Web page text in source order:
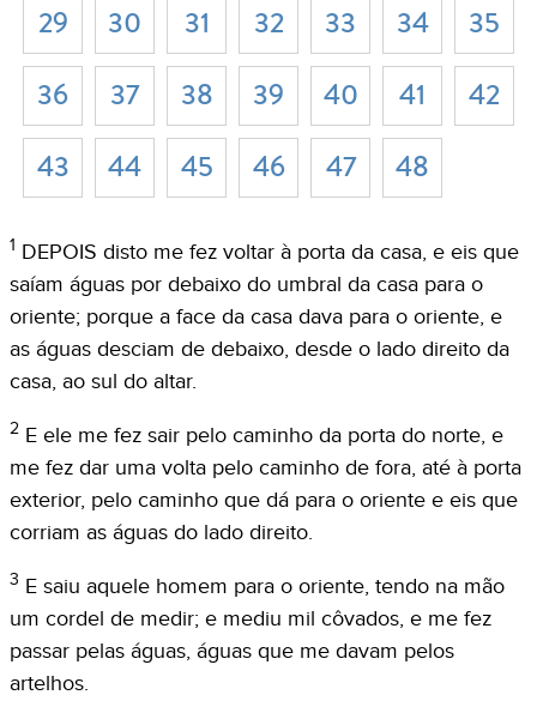
1 DEPOIS disto me fez voltar à porta da casa, e eis que
saíam águas por debaixo do umbral da casa para o
oriente; porque a face da casa dava para o oriente, e
as águas desciam de debaixo, desde o lado direito da
casa, ao sul do altar.
2 E ele me fez sair pelo caminho da porta do norte, e
me fez dar uma volta pelo caminho de fora, até à porta
exterior, pelo caminho que dá para o oriente e eis que
corriam as águas do lado direito.
3 E saiu aquele homem para o oriente, tendo na mão
um cordel de medir; e mediu mil côvados, e me fez
passar pelas águas, águas que me davam pelos
artelhos.
29
30 31 32 33 34
35
36
37 38 39 40 41
42
43
44 45 46 47 48